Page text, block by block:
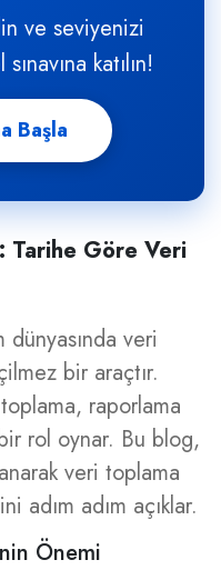
ve seviyenizi
katılın!
Başla
Tarihe Göre Veri
veri
bir araçtır.
raporlama
rol oynar. Bu blog,
veri toplama
adım adım açıklar.
Önemi